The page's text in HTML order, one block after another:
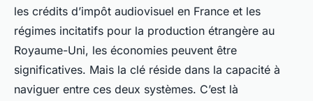
les crédits d’impôt audiovisuel en France et les
régimes incitatifs pour la production étrangère au
Royaume-Uni, les économies peuvent être
significatives. Mais la clé réside dans la capacité à
naviguer entre ces deux systèmes. C’est là